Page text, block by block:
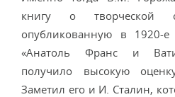
книгу о творческой
опубликованную в 1920-
«Анатоль Франс и
получило высокую
Заметил его и И. Сталин,